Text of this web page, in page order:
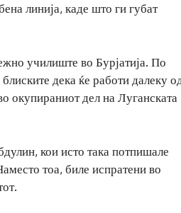
линија, каде што ги губат
училиште во Бурјатија. По
дека ќе работи далеку
окупираниот дел на Луганската
кои исто така потпишале
тоа, биле испратени во